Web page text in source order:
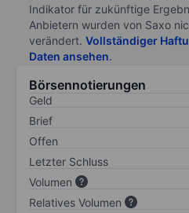
Indikator für zukünftige
Anbietern wurden von Saxo
verändert. Vollständiger
Daten ansehen.
Börsennotierungen
Geld
Brief
Offen
Letzter Schluss
Volumen
Relatives Volumen